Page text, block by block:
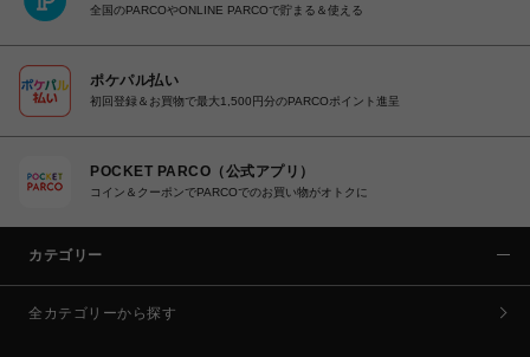
全国のPARCOやONLINE PARCOで貯まる＆使える
ポケパル払い
初回登録＆お買物で最大1,500円分のPARCOポイント進呈
POCKET PARCO（公式アプリ）
コイン＆クーポンでPARCOでのお買い物がオトクに
カテゴリー
全カテゴリーから探す